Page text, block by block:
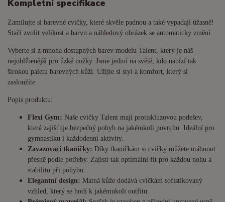
Kompletní specifikace
Zamilujte si barevné cvičky, které skvěle padnou a také vypadají úžasně!
Stačí zvolit velikost a barvu a náhledový obrázek se automaticky změní.
Vyberte si z mnoha dostupných barev modelu Talent, který je náš
nejoblíbenější pro úzké nožky. Jsme jediní na světě, kdo nabízí tak
širokou paletu barevných kůží. Užijte si styl a komfort, který si
zasloužíte.
Popis produktu:
Flexi Gym: Naše cvičky Talent mají protiskluzovou podešev,
která zajišťuje bezpečný pohyb na jakémkoli povrchu. Ideální pro
gymnastiku i každodenní aktivity.
Zavazovací tkaničky: Díky tkaničkám si cvičky můžete utáhnout
přesně podle potřeby. Zajistí tak optimální fit pro každou nohu a
stabilitu při pohybu.
Elegantní design: Matná kůže dodává cvičkám sofistikovaný
vzhled, který se hodí k jakémukoli outfitu.